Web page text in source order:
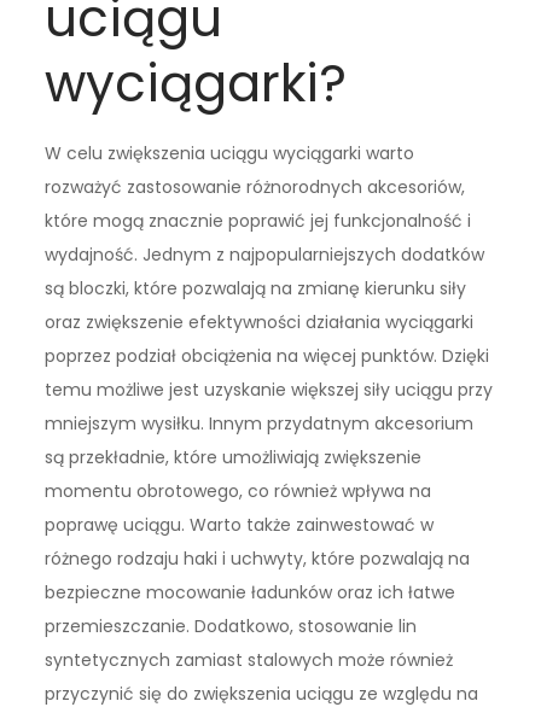
uciągu
wyciągarki?
W celu zwiększenia uciągu wyciągarki warto
rozważyć zastosowanie różnorodnych akcesoriów,
które mogą znacznie poprawić jej funkcjonalność i
wydajność. Jednym z najpopularniejszych dodatków
są bloczki, które pozwalają na zmianę kierunku siły
oraz zwiększenie efektywności działania wyciągarki
poprzez podział obciążenia na więcej punktów. Dzięki
temu możliwe jest uzyskanie większej siły uciągu przy
mniejszym wysiłku. Innym przydatnym akcesorium
są przekładnie, które umożliwiają zwiększenie
momentu obrotowego, co również wpływa na
poprawę uciągu. Warto także zainwestować w
różnego rodzaju haki i uchwyty, które pozwalają na
bezpieczne mocowanie ładunków oraz ich łatwe
przemieszczanie. Dodatkowo, stosowanie lin
syntetycznych zamiast stalowych może również
przyczynić się do zwiększenia uciągu ze względu na